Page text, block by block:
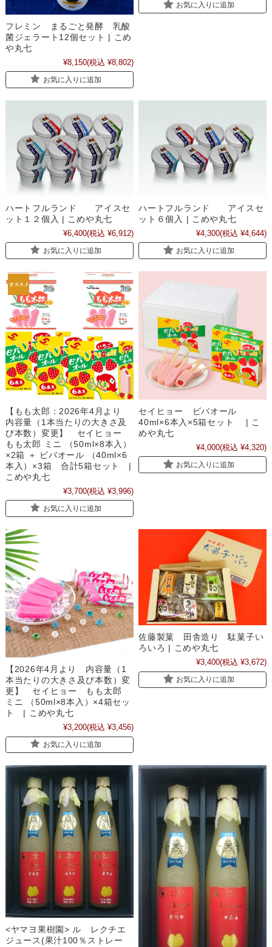
フレミン まるごと発酵 乳酸
菌ジェラート12個セット | こめ
や丸七
¥8,150(税込 ¥8,802)
お気に入りに追加
お気に入りに追加
ハートフルランド アイスセ
ット１２個入 | こめや丸七
¥6,400(税込 ¥6,912)
お気に入りに追加
ハートフルランド アイスセ
ット６個入 | こめや丸七
¥4,300(税込 ¥4,644)
お気に入りに追加
【もも太郎：2026年4月より
内容量（1本当たりの大きさ及
び本数）変更】 セイヒョー
もも太郎 ミニ （50ml×8本入）
×2箱 ＋ ビバオール （40ml×6
本入）×3箱 合計5箱セット |
こめや丸七
¥3,700(税込 ¥3,996)
お気に入りに追加
セイヒョー ビバオール
40ml×6本入×5箱セット | こ
めや丸七
¥4,000(税込 ¥4,320)
お気に入りに追加
【2026年4月より 内容量（1
本当たりの大きさ及び本数）変
更】 セイヒョー もも太郎
ミニ （50ml×8本入）×4箱セッ
ト | こめや丸七
¥3,200(税込 ¥3,456)
お気に入りに追加
佐藤製菓 田舎造り 駄菓子い
ろいろ | こめや丸七
¥3,400(税込 ¥3,672)
お気に入りに追加
<ヤマヨ果樹園> ル レクチエ
ジュース(果汁100％ストレー